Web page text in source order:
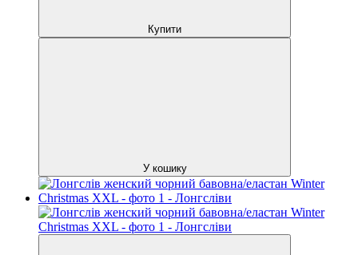
Купити
У кошику